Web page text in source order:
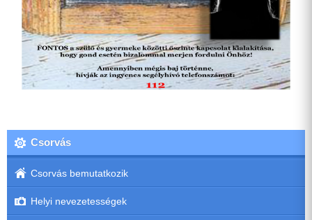
Csorvás
Csorvás bemutatkozik
Helyi nevezetességek